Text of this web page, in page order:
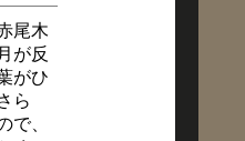
尾木
が反
がひ
ら
で、